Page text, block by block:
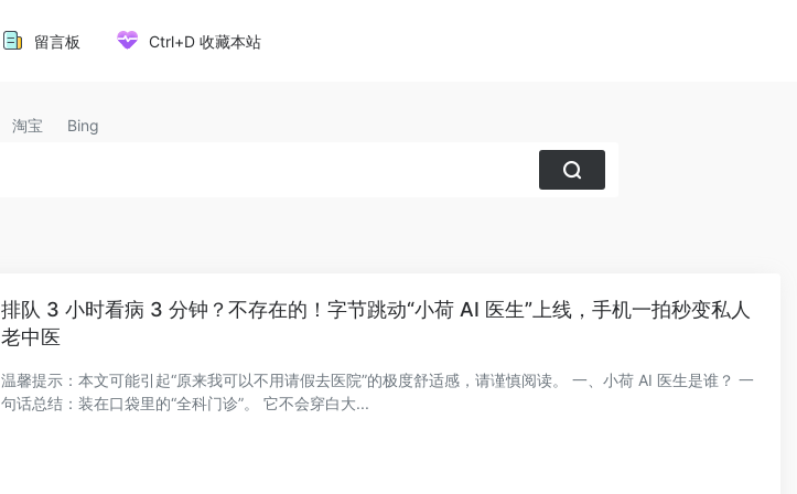
留言板 Ctrl+D 收藏本站
淘宝 Bing
排队 3 小时看病 3 分钟？不存在的！字节跳动“小荷 AI 医生”上线，手机一拍秒变私人
老中医
温馨提示：本文可能引起“原来我可以不用请假去医院”的极度舒适感，请谨慎阅读。 一、小荷 AI 医生是谁？ 一
句话总结：装在口袋里的“全科门诊”。 它不会穿白大...